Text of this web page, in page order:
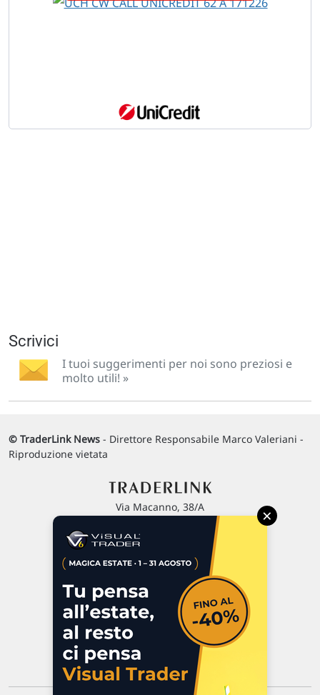
Scrivici
I tuoi suggerimenti per noi sono preziosi e
molto utili! »
© TraderLink News - Direttore Responsabile Marco Valeriani -
Riproduzione vietata
Via Macanno, 38/A
P.IVA 02 452 460 401
Commenti e segnalazioni
Contattaci
×